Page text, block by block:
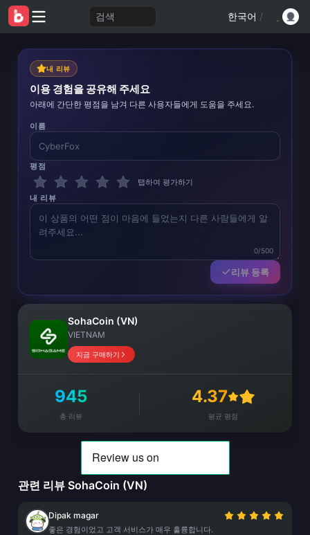
검색 한국어 /
내 리뷰
이용 경험을 공유해 주세요
아래에 간단한 평점을 남겨 다른 사용자들에게 도움을 주세요.
이름
평점
탭하여 평가하기
내 리뷰
0/500
리뷰 등록
SohaCoin (VN)
VIETNAM
지금 구매하기
945
총 리뷰
4.37
평균 평점
관련 리뷰 SohaCoin (VN)
Dipak magar
좋은 경험이었고 고객 서비스가 매우 훌륭합니다.